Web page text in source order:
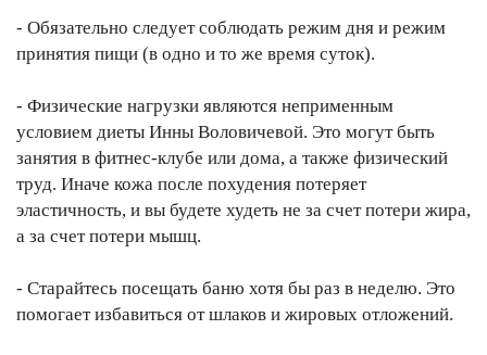
- Обязательно следует соблюдать режим дня и режим
принятия пищи (в одно и то же время суток).
- Физические нагрузки являются неприменным
условием диеты Инны Воловичевой. Это могут быть
занятия в фитнес-клубе или дома, а также физический
труд. Иначе кожа после похудения потеряет
эластичность, и вы будете худеть не за счет потери жира,
а за счет потери мышц.
- Старайтесь посещать баню хотя бы раз в неделю. Это
помогает избавиться от шлаков и жировых отложений.